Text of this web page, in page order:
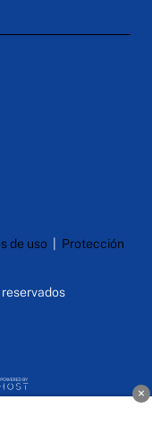
de uso| Protección
×